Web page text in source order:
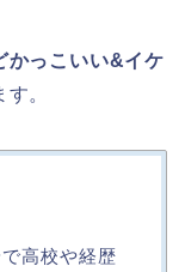
かっこいい&イケ
。
高校や経歴